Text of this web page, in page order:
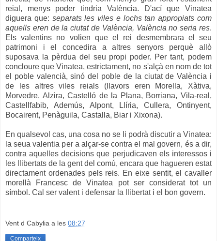
reial, menys poder tindria València. D'ací que Vinatea
diguera que: separats les viles e lochs tan appropiats com
aquells eren de la ciutat de València, València no seria res.
Els valentins no volien que el rei desmembrara el seu
patrimoni i el concedira a altres senyors perquè allò
suposava la pèrdua del seu propi poder. Per tant, podem
concloure que Vinatea, estrictament, no s'alçà en nom de tot
el poble valencià, sinó del poble de la ciutat de València i
de les altres viles reials (llavors eren Morella, Xàtiva,
Morvedre, Alzira, Castelló de la Plana, Borriana, Vila-real,
Castellfabib, Ademús, Alpont, Llíria, Cullera, Ontinyent,
Bocairent, Penàguila, Castalla, Biar i Xixona).
En qualsevol cas, una cosa no se li podrà discutir a Vinatea:
la seua valentia per a alçar-se contra el mal govern, és a dir,
contra aquelles decisions que perjudicaven els interessos i
les llibertats de la gent del comú, encara que hagueren estat
directament ordenades pels reis. En eixe sentit, el cavaller
morellà Francesc de Vinatea pot ser considerat tot un
símbol. Cal ser valent i defensar la llibertat i el bon govern.
Vent d Cabylia a les 08:27
Comparteix